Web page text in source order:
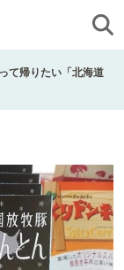
て帰りたい「北海道